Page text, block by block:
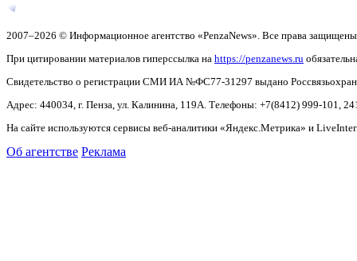
2007–2026 © Информационное агентство «PenzaNews». Все права
При цитировании материалов гиперссылка на https://penzanews.ru
Свидетельство о регистрации СМИ ИА №ФС77-31297 выдано
Адрес: 440034, г. Пенза, ул. Калинина, 119А. Телефоны: +7(8412) 999-101,
На сайте используются сервисы веб-аналитики «Яндекс.Метрика» и
Об агентстве Реклама